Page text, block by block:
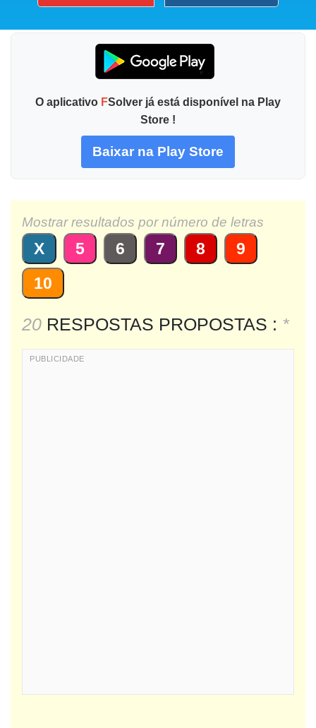
O aplicativo FSolver já está disponível na Play
Store !
Baixar na Play Store
Mostrar resultados por número de letras
X 5 6 7 8
9
10
20 RESPOSTAS PROPOSTAS : *